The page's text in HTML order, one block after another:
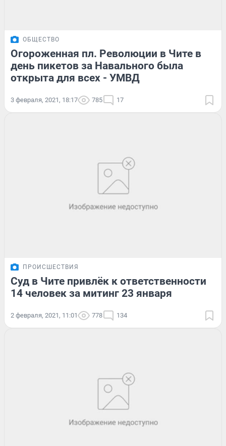
ОБЩЕСТВО
Огороженная пл. Революции в Чите в
день пикетов за Навального была
открыта для всех - УМВД
3 февраля, 2021, 18:17 785 17
ПРОИСШЕСТВИЯ
Суд в Чите привлёк к ответственности
14 человек за митинг 23 января
2 февраля, 2021, 11:01 778 134